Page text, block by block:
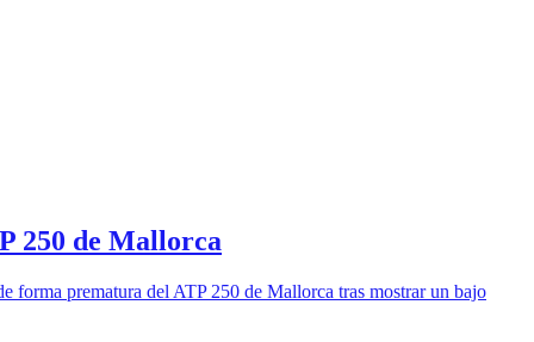
250 de Mallorca
forma prematura del ATP 250 de Mallorca tras mostrar un bajo